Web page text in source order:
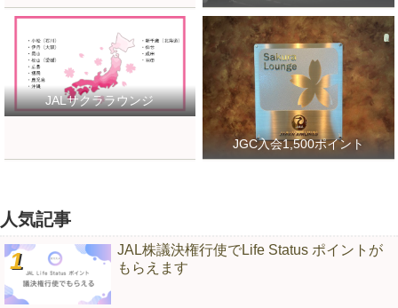
JALサクララウンジ
JGC入会1,500ポイント
人気記事
JAL株議決権行使でLife Status ポイントが
もらえます